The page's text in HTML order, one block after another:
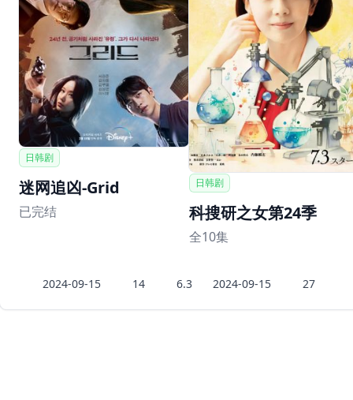
日韩剧
迷网追凶-Grid
已完结
2024-09-15 14 6.3
日韩剧
科搜研之女第24季
全10集
2024-09-15 27